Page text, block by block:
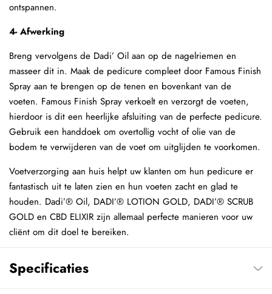
ontspannen.
4- Afwerking
Breng vervolgens de Dadi’ Oil aan op de nagelriemen en
masseer dit in. Maak de pedicure compleet door Famous Finish
Spray aan te brengen op de tenen en bovenkant van de
voeten. Famous Finish Spray verkoelt en verzorgt de voeten,
hierdoor is dit een heerlijke afsluiting van de perfecte pedicure.
Gebruik een handdoek om overtollig vocht of olie van de
bodem te verwijderen van de voet om uitglijden te voorkomen.
Voetverzorging aan huis helpt uw ​​klanten om hun pedicure er
fantastisch uit te laten zien en hun voeten zacht en glad te
houden. Dadi’® Oil, DADI’® LOTION GOLD, DADI’® SCRUB
GOLD en CBD ELIXIR zijn allemaal perfecte manieren voor uw
cliënt om dit doel te bereiken.
Specificaties